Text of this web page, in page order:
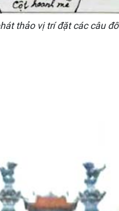
thảo vị trí đặt các câu